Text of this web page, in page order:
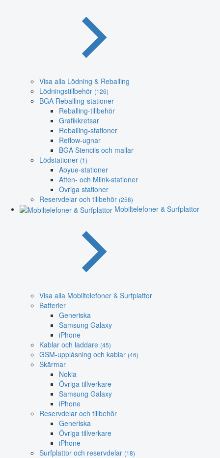
Visa alla Lödning & Reballing
Lödningstillbehör (126)
BGA Reballing-stationer
Reballing-tillbehör
Grafikkretsar
Reballing-stationer
Reflow-ugnar
BGA Stencils och mallar
Lödstationer (1)
Aoyue-stationer
Atten- och Mlink-stationer
Övriga stationer
Reservdelar och tillbehör (258)
Mobiltelefoner & Surfplattor
Visa alla Mobiltelefoner & Surfplattor
Batterier
Generiska
Samsung Galaxy
iPhone
Kablar och laddare (45)
GSM-upplåsning och kablar (46)
Skärmar
Nokia
Övriga tillverkare
Samsung Galaxy
iPhone
Reservdelar och tillbehör
Generiska
Övriga tillverkare
iPhone
Surfplattor och reservdelar (18)